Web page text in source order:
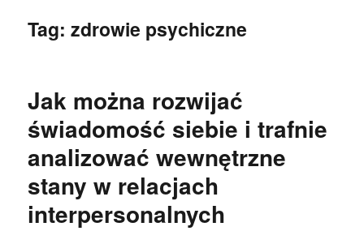
Tag:zdrowie psychiczne
Jak można rozwijać
świadomość siebie i trafnie
analizować wewnętrzne
stany w relacjach
interpersonalnych